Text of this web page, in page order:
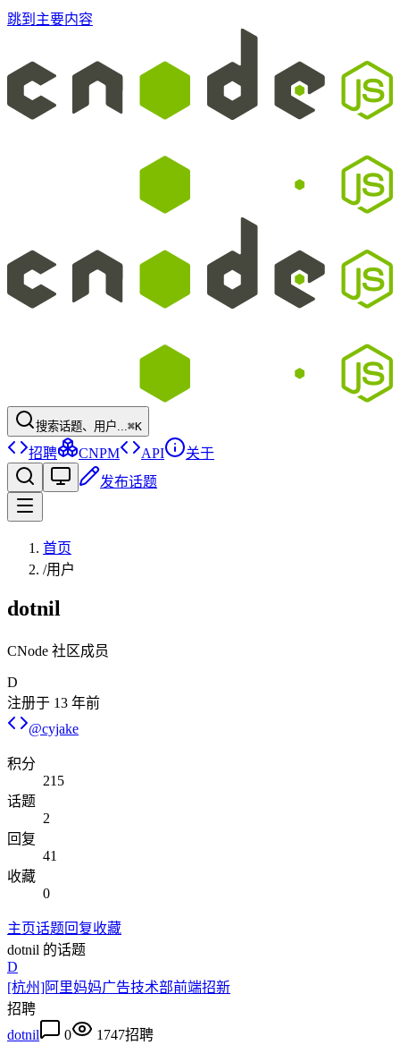
跳到主要内容
搜索话题、用户...⌘K
招聘 CNPM API
关于
发布话题
首页
/用户
dotnil
CNode 社区成员
D
注册于 13 年前
@cyjake
积分
215
话题
2
回复
41
收藏
0
主页话题回复收藏
dotnil 的话题
D
[杭州]阿里妈妈广告技术部前端招新
招聘
dotnil
0 1747招聘